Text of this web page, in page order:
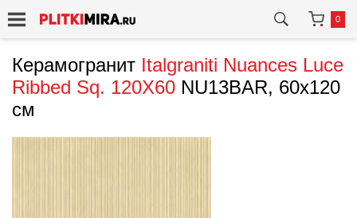
0
Керамогранит Italgraniti Nuances Luce
Ribbed Sq. 120X60 NU13BAR, 60x120
см